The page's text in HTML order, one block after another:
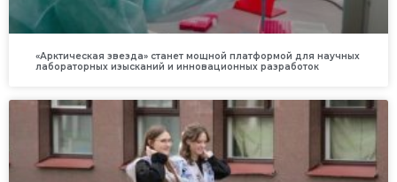
«Арктическая звезда» станет мощной платформой для научных
лабораторных изысканий и инновационных разработок